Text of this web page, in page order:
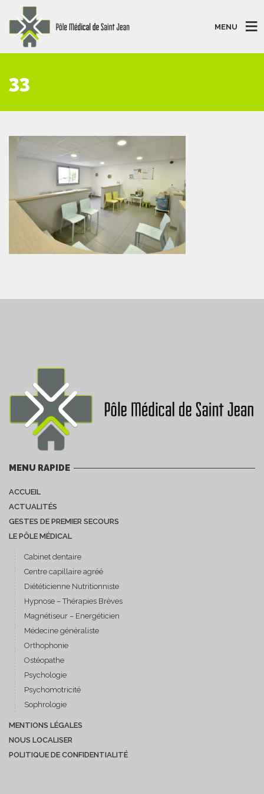
MENU
33
MENU RAPIDE
ACCUEIL
ACTUALITÉS
GESTES DE PREMIER SECOURS
LE PÔLE MÉDICAL
Cabinet dentaire
Centre capillaire agréé
Diététicienne Nutritionniste
Hypnose – Thérapies Brèves
Magnétiseur – Energéticien
Médecine généraliste
Orthophonie
Ostéopathe
Psychologie
Psychomotricité
Sophrologie
MENTIONS LÉGALES
NOUS LOCALISER
POLITIQUE DE CONFIDENTIALITÉ